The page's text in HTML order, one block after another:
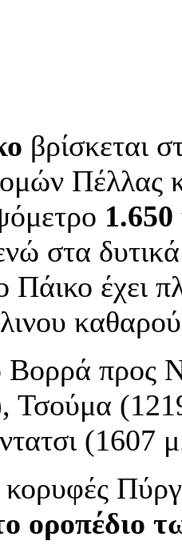
βρίσκεται
Πέλλας
στα δυτικά
Πάικο έχει
προς
Τσούμα
(1607
οροπέδιο